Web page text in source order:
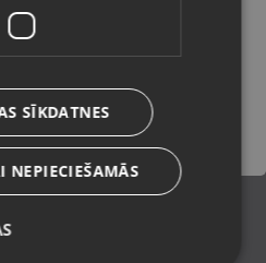
171-31
mēneši)
SĪKDATNES
NEPIECIEŠAMĀS